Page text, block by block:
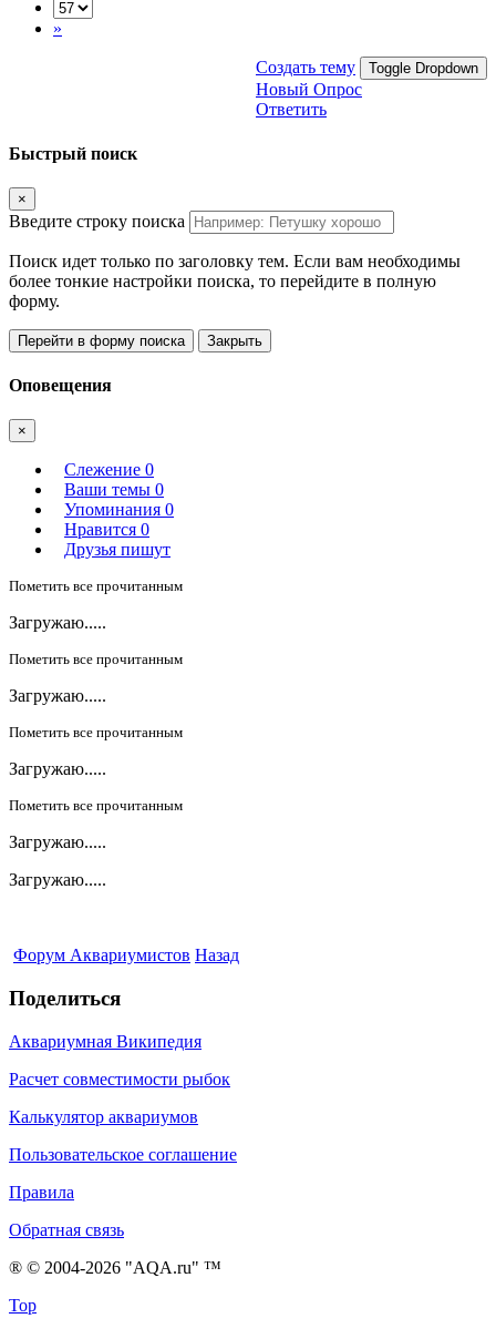
»
Создать тему Toggle Dropdown
Новый Опрос
Ответить
Быстрый поиск
×
Введите строку поиска
Поиск идет только по заголовку тем. Если вам необходимы
более тонкие настройки поиска, то перейдите в полную
форму.
Перейти в форму поиска Закрыть
Оповещения
×
Слежение 0
Ваши темы 0
Упоминания 0
Нравится 0
Друзья пишут
Пометить все прочитанным
Загружаю.....
Пометить все прочитанным
Загружаю.....
Пометить все прочитанным
Загружаю.....
Пометить все прочитанным
Загружаю.....
Загружаю.....
Форум Аквариумистов Назад
Поделиться
Аквариумная Википедия
Расчет совместимости рыбок
Калькулятор аквариумов
Пользовательское соглашение
Правила
Обратная связь
® © 2004-2026 "AQA.ru" ™
Top